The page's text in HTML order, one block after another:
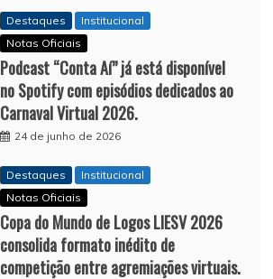
Destaques
Institucional
Notas Oficiais
Podcast “Conta Aí” já está disponível
no Spotify com episódios dedicados ao
Carnaval Virtual 2026.
24 de junho de 2026
Destaques
Institucional
Notas Oficiais
Copa do Mundo de Logos LIESV 2026
consolida formato inédito de
competição entre agremiações virtuais.